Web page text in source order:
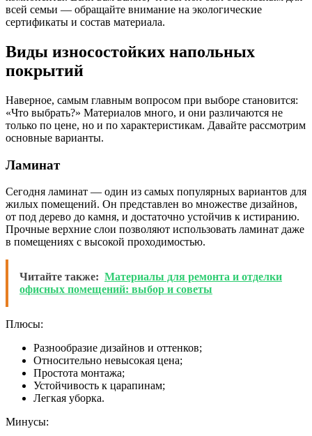
всей семьи — обращайте внимание на экологические
сертификаты и состав материала.
Виды износостойких напольных
покрытий
Наверное, самым главным вопросом при выборе становится:
«Что выбрать?» Материалов много, и они различаются не
только по цене, но и по характеристикам. Давайте рассмотрим
основные варианты.
Ламинат
Сегодня ламинат — один из самых популярных вариантов для
жилых помещений. Он представлен во множестве дизайнов,
от под дерево до камня, и достаточно устойчив к истиранию.
Прочные верхние слои позволяют использовать ламинат даже
в помещениях с высокой проходимостью.
Читайте также: Материалы для ремонта и отделки
офисных помещений: выбор и советы
Плюсы:
Разнообразие дизайнов и оттенков;
Относительно невысокая цена;
Простота монтажа;
Устойчивость к царапинам;
Легкая уборка.
Минусы: